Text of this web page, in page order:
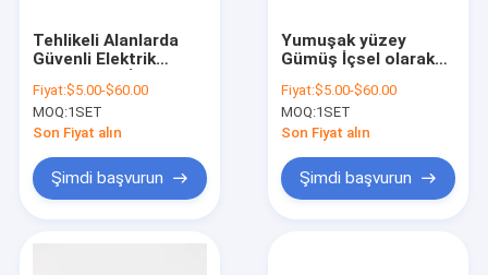
Tehlikeli Alanlarda
Güvenli Elektrik
Uygun Gümüş
Patlamaya Dayanıklı
Kablo Rakoru Lastik
Fiyat:$5.00-$60.00
MOQ:1SET
Son Fiyat alın
Şimdi başvurun
Yumuşak yüzey
Gümüş İçsel olarak
Tehlikeli yer
kablolama için
patlama geçirmez
Fiyat:$5.00-$60.00
MOQ:1SET
Son Fiyat alın
Şimdi başvurun